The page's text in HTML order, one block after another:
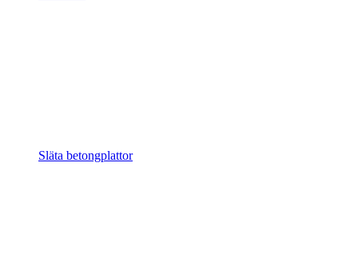
Släta betongplattor